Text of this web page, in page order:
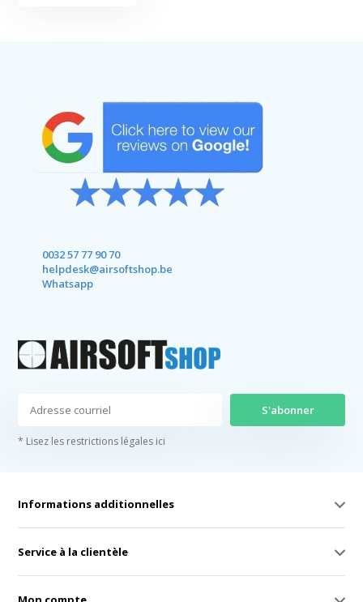
0032 57 77 90 70
helpdesk@airsoftshop.be
Whatsapp
S'abonner
* Lisez les restrictions légales ici
Informations additionnelles
Service à la clientèle